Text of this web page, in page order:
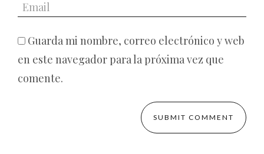
Guarda mi nombre, correo electrónico y web
en este navegador para la próxima vez que
comente.